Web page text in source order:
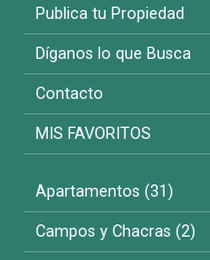
Publica tu Propiedad
Díganos lo que Busca
Contacto
MIS FAVORITOS
Apartamentos (31)
Campos y Chacras (2)